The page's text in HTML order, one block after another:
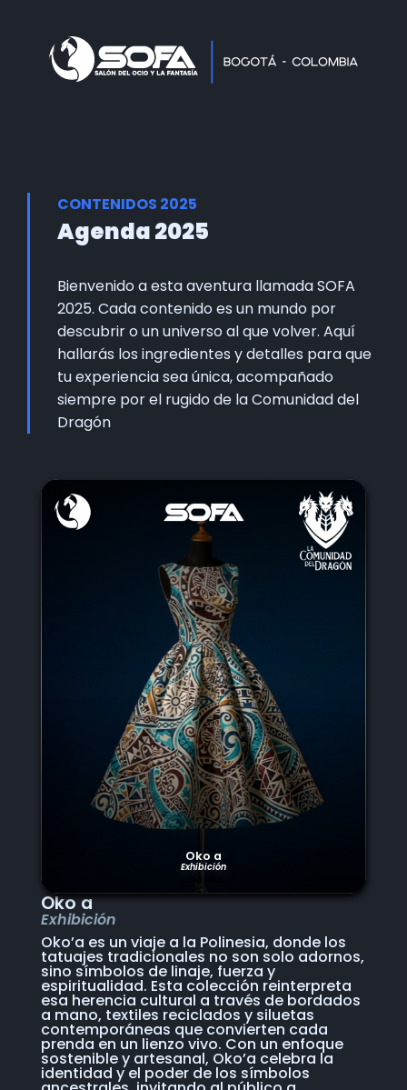
Home
Información Comercial
Formulario de Contacto
CONTENIDOS 2025
Agenda 2025
Bienvenido a esta aventura llamada SOFA
2025. Cada contenido es un mundo por
descubrir o un universo al que volver. Aquí
hallarás los ingredientes y detalles para que
tu experiencia sea única, acompañado
siempre por el rugido de la Comunidad del
Dragón
Oko a
Exhibición
Oko a
Exhibición
Oko’a es un viaje a la Polinesia, donde los
tatuajes tradicionales no son solo adornos,
sino símbolos de linaje, fuerza y
espiritualidad. Esta colección reinterpreta
esa herencia cultural a través de bordados
a mano, textiles reciclados y siluetas
contemporáneas que convierten cada
prenda en un lienzo vivo. Con un enfoque
sostenible y artesanal, Oko’a celebra la
identidad y el poder de los símbolos